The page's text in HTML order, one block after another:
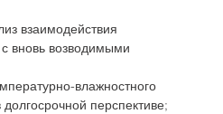
взаимодействия
вновь возводимыми
влажностного
перспективе;